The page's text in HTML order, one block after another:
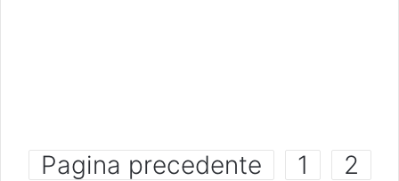
Pagina precedente 1
2